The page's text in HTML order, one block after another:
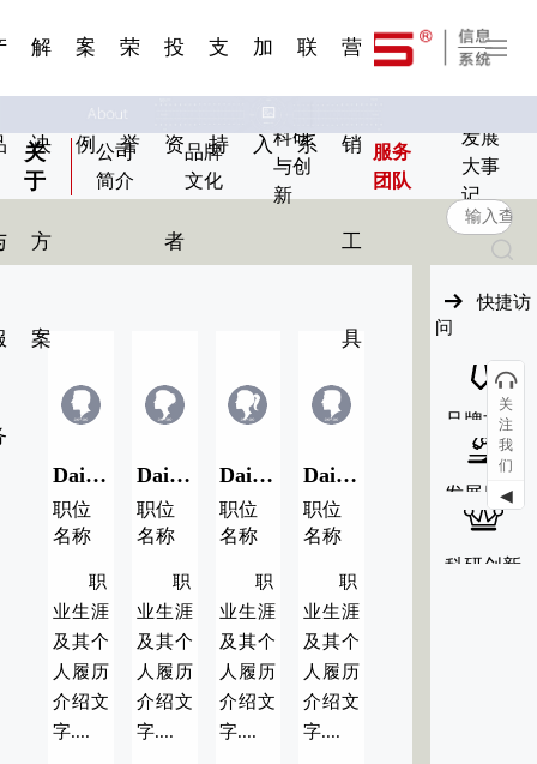
解
决
方
案
案
例
荣
誉
投
资
者
支
持
加
入
联
系
营
销
工
具
关
于
公司
简介
品牌
文化
科研
与创
新
服务
团队
发展
大事
记
Dai Name/代用名08
职位
名称
职
业生涯
及其个
人履历
介绍文
字....
Dai Name/代用名07
职位
名称
职
业生涯
及其个
人履历
介绍文
字....
Dai Name/代用名06
职位
名称
职
业生涯
及其个
人履历
介绍文
字....
Dai Name/代用名05
职位
名称
职
业生涯
及其个
人履历
介绍文
字....
快捷访
问
品牌文化
发展历程
科研创新
关
注
我
们
◀